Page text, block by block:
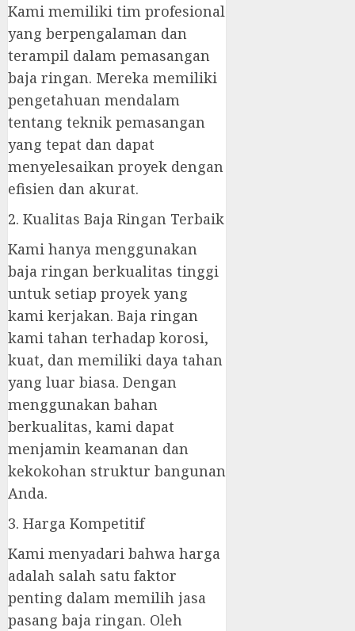
Kami memiliki tim profesional
yang berpengalaman dan
terampil dalam pemasangan
baja ringan. Mereka memiliki
pengetahuan mendalam
tentang teknik pemasangan
yang tepat dan dapat
menyelesaikan proyek dengan
efisien dan akurat.
2. Kualitas Baja Ringan Terbaik
Kami hanya menggunakan
baja ringan berkualitas tinggi
untuk setiap proyek yang
kami kerjakan. Baja ringan
kami tahan terhadap korosi,
kuat, dan memiliki daya tahan
yang luar biasa. Dengan
menggunakan bahan
berkualitas, kami dapat
menjamin keamanan dan
kekokohan struktur bangunan
Anda.
3. Harga Kompetitif
Kami menyadari bahwa harga
adalah salah satu faktor
penting dalam memilih jasa
pasang baja ringan. Oleh